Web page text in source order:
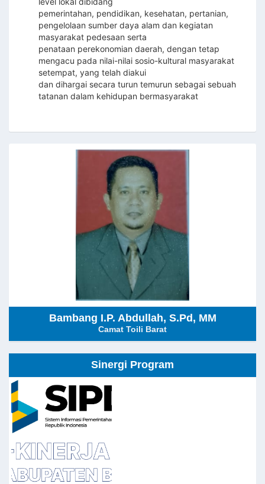
pemerintahan, pendidikan, kesehatan, pertanian,
pengelolaan sumber daya alam dan kegiatan
masyarakat pedesaan serta
penataan perekonomian daerah, dengan tetap
mengacu pada nilai-nilai sosio-kultural masyarakat
setempat, yang telah diakui
dan dihargai secara turun temurun sebagai sebuah
tatanan dalam kehidupan bermasyarakat
Bambang I.P. Abdullah, S.Pd, MM
Camat Toili Barat
Sinergi Program